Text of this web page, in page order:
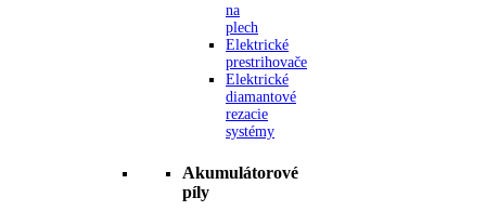
na
plech
Elektrické
prestrihovače
Elektrické
diamantové
rezacie
systémy
Akumulátorové
píly